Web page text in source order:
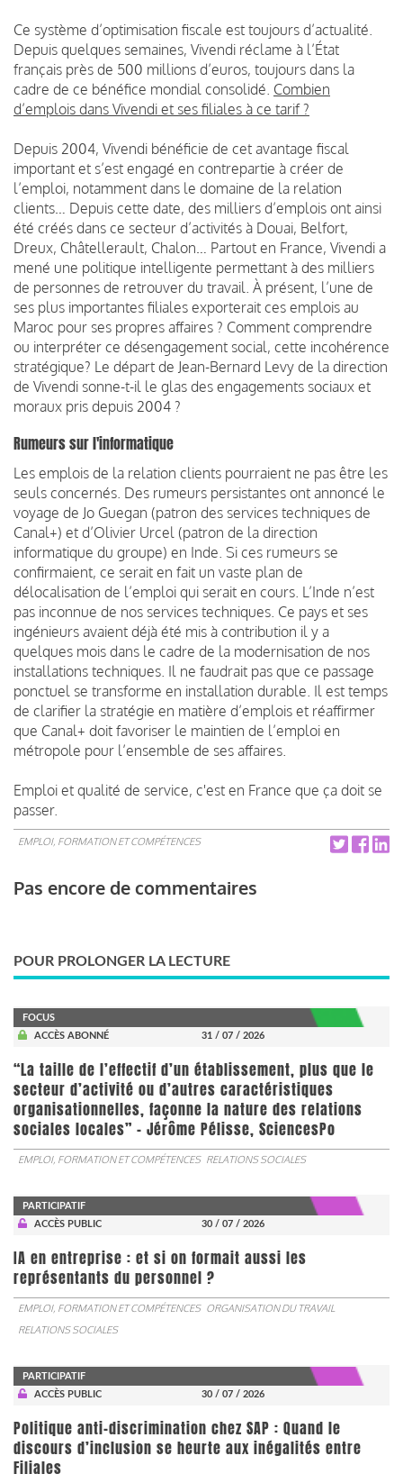
Ce système d’optimisation fiscale est toujours d’actualité.
Depuis quelques semaines, Vivendi réclame à l’État
français près de 500 millions d’euros, toujours dans la
cadre de ce bénéfice mondial consolidé. Combien
d’emplois dans Vivendi et ses filiales à ce tarif ?
Depuis 2004, Vivendi bénéficie de cet avantage fiscal
important et s’est engagé en contrepartie à créer de
l’emploi, notamment dans le domaine de la relation
clients… Depuis cette date, des milliers d’emplois ont ainsi
été créés dans ce secteur d’activités à Douai, Belfort,
Dreux, Châtellerault, Chalon… Partout en France, Vivendi a
mené une politique intelligente permettant à des milliers
de personnes de retrouver du travail. À présent, l’une de
ses plus importantes filiales exporterait ces emplois au
Maroc pour ses propres affaires ? Comment comprendre
ou interpréter ce désengagement social, cette incohérence
stratégique? Le départ de Jean-Bernard Levy de la direction
de Vivendi sonne-t-il le glas des engagements sociaux et
moraux pris depuis 2004 ?
Rumeurs sur l'informatique
Les emplois de la relation clients pourraient ne pas être les
seuls concernés. Des rumeurs persistantes ont annoncé le
voyage de Jo Guegan (patron des services techniques de
Canal+) et d’Olivier Urcel (patron de la direction
informatique du groupe) en Inde. Si ces rumeurs se
confirmaient, ce serait en fait un vaste plan de
délocalisation de l’emploi qui serait en cours. L’Inde n’est
pas inconnue de nos services techniques. Ce pays et ses
ingénieurs avaient déjà été mis à contribution il y a
quelques mois dans le cadre de la modernisation de nos
installations techniques. Il ne faudrait pas que ce passage
ponctuel se transforme en installation durable. Il est temps
de clarifier la stratégie en matière d’emplois et réaffirmer
que Canal+ doit favoriser le maintien de l’emploi en
métropole pour l’ensemble de ses affaires.
Emploi et qualité de service, c'est en France que ça doit se
passer.
EMPLOI, FORMATION ET COMPÉTENCES
Pas encore de commentaires
POUR PROLONGER LA LECTURE
FOCUS
ACCÈS ABONNÉ
31 / 07 / 2026
“La taille de l’effectif d’un établissement, plus que le
secteur d’activité ou d’autres caractéristiques
organisationnelles, façonne la nature des relations
sociales locales” - Jérôme Pélisse, SciencesPo
EMPLOI, FORMATION ET COMPÉTENCES RELATIONS SOCIALES
PARTICIPATIF
ACCÈS PUBLIC
30 / 07 / 2026
IA en entreprise : et si on formait aussi les
représentants du personnel ?
EMPLOI, FORMATION ET COMPÉTENCES ORGANISATION DU TRAVAIL
RELATIONS SOCIALES
PARTICIPATIF
ACCÈS PUBLIC
30 / 07 / 2026
Politique anti-discrimination chez SAP : Quand le
discours d’inclusion se heurte aux inégalités entre
Filiales